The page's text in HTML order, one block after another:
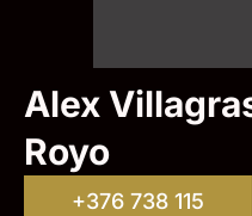
Alex
Royo
+376 738 115